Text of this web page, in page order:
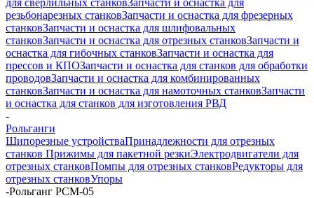
резьбонарезных станковЗапчасти и оснастка для фрезерных
станковЗапчасти и оснастка для шлифовальных
станковЗапчасти и оснастка для отрезных станковЗапчасти и
оснастка для гибочных станковЗапчасти и оснастка для
прессов и КПОЗапчасти и оснастка для станков для обработки
проводовЗапчасти и оснастка для комбинированных
станковЗапчасти и оснастка для намоточных станковЗапчасти
и оснастка для станков для изготовления РВД
-
Рольганги
Шипорезные устройстваПринадлежности для отрезных
станков Прижимы для пакетной резкиЭлектродвигатели для
отрезных станковПомпы для отрезных станковРедукторы для
отрезных станковУпоры
-Рольганг РСМ-05